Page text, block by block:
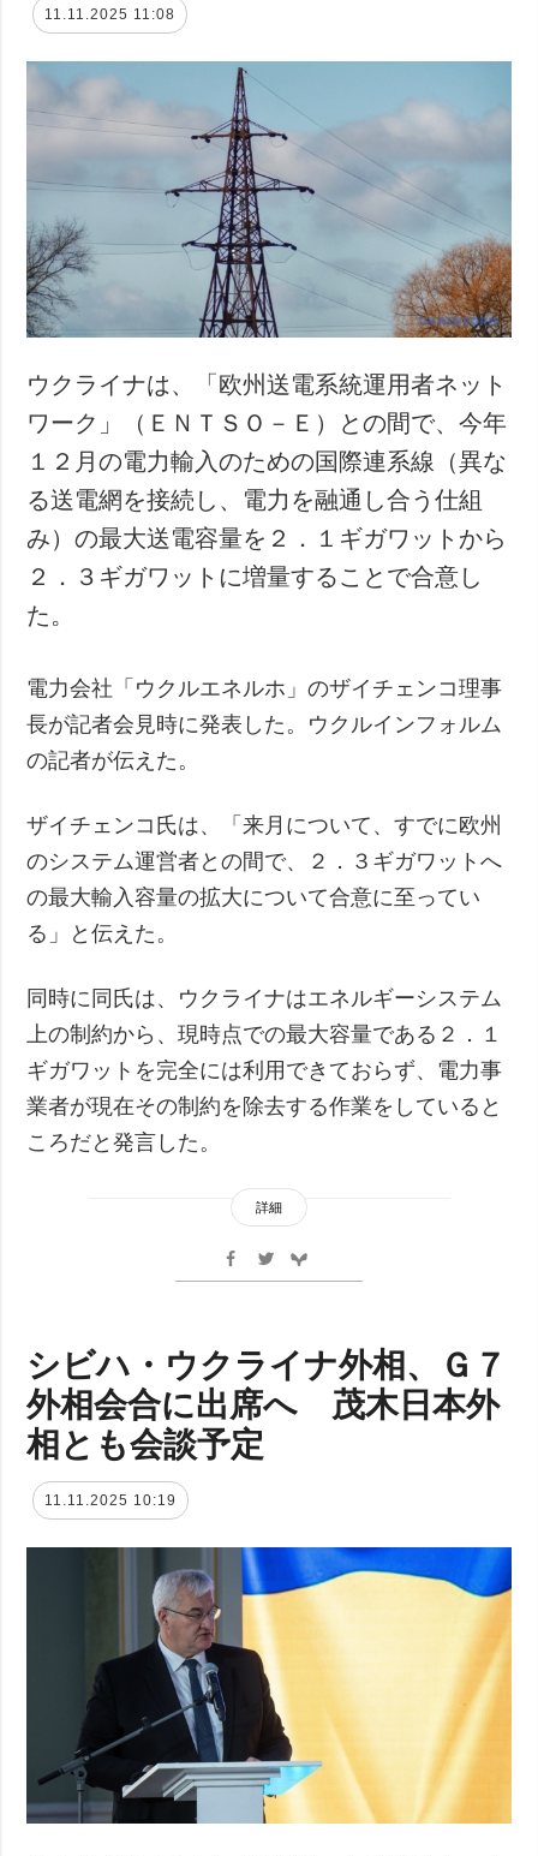
11.11.2025 11:08
ウクライナは、「欧州送電系統運用者ネット
ワーク」（ＥＮＴＳＯ－Ｅ）との間で、今年
１２月の電力輸入のための国際連系線（異な
る送電網を接続し、電力を融通し合う仕組
み）の最大送電容量を２．１ギガワットから
２．３ギガワットに増量することで合意し
た。
電力会社「ウクルエネルホ」のザイチェンコ理事
長が記者会見時に発表した。ウクルインフォルム
の記者が伝えた。
ザイチェンコ氏は、「来月について、すでに欧州
のシステム運営者との間で、２．３ギガワットへ
の最大輸入容量の拡大について合意に至ってい
る」と伝えた。
同時に同氏は、ウクライナはエネルギーシステム
上の制約から、現時点での最大容量である２．１
ギガワットを完全には利用できておらず、電力事
業者が現在その制約を除去する作業をしていると
ころだと発言した。
詳細
シビハ・ウクライナ外相、Ｇ７
外相会合に出席へ 茂木日本外
相とも会談予定
11.11.2025 10:19